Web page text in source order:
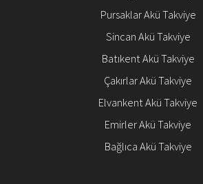
Pursaklar Akü Takviye
Sincan Akü Takviye
Batıkent Akü Takviye
Çakırlar Akü Takviye
Elvankent Akü Takviye
Emirler Akü Takviye
Bağlıca Akü Takviye